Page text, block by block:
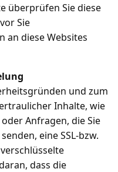
überprüfen Sie diese
Sie
an diese Websites
und zum
Inhalte, wie
Anfragen, die Sie
eine SSL-bzw.
dass die